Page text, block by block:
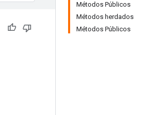
Métodos Públicos
Métodos herdados
Métodos Públicos